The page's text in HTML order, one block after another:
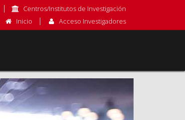
Centros/Institutos de Investigación
Inicio
Acceso Investigadores